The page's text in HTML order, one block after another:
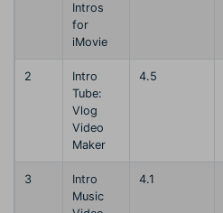
Intros
for
iMovie
2
Intro
Tube:
Vlog
Video
Maker
4.5
3
Intro
Music
4.1